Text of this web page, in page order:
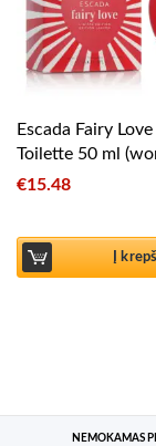
Escada Fairy
Toilette 50 ml
€15.48
Į
NEMOKAMAS